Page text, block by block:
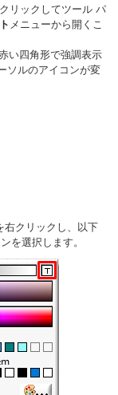
リックしてツール パ
メニューから開くこ
い四角形で強調表示
ソルのアイコンが変
右クリックし、以下
を選択します。